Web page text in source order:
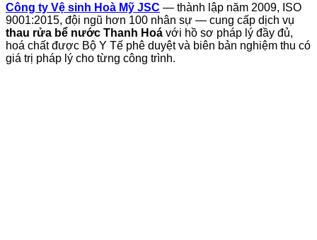
Công ty Vệ sinh Hoà Mỹ JSC — thành lập năm 2009, ISO
9001:2015, đội ngũ hơn 100 nhân sự — cung cấp dịch vụ
thau rửa bể nước Thanh Hoá với hồ sơ pháp lý đầy đủ,
hoá chất được Bộ Y Tế phê duyệt và biên bản nghiệm thu có
giá trị pháp lý cho từng công trình.